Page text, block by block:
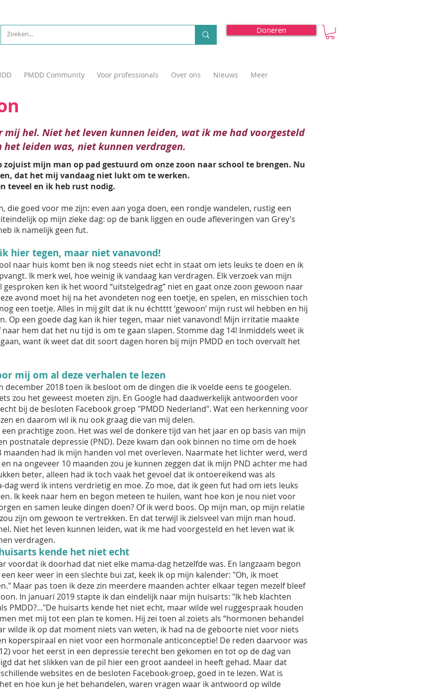
Doneren
PMDD Community Voor professionals Over ons Nieuws Meer
mij hel. Niet het leven kunnen leiden, wat ik me had voorgesteld
leiden was, niet kunnen verdragen.
zojuist mijn man op pad gestuurd om onze zoon naar school te brengen. Nu
dat het mij vandaag niet lukt om te werken.
teveel en ik heb rust nodig.
die goed voor me zijn: even aan yoga doen, een rondje wandelen, rustig een
op mijn zieke dag: op de bank liggen en oude afleveringen van Grey’s
ik namelijk geen fut.
hier tegen, maar niet vanavond!
naar huis komt ben ik nog steeds niet echt in staat om iets leuks te doen en ik
Ik merk wel, hoe weinig ik vandaag kan verdragen. Elk verzoek van mijn
ken ik het woord “uitstelgedrag” niet en gaat onze zoon gewoon naar
avond moet hij na het avondeten nog een toetje, en spelen, en misschien toch
een toetje. Alles in mij gilt dat ik nu échtttt ‘gewoon’ mijn rust wil hebben en hij
Op een goede dag kan ik hier tegen, maar niet vanavond! Mijn irritatie maakte
hem dat het nu tijd is om te gaan slapen. Stomme dag 14! Inmiddels weet ik
want ik weet dat dit soort dagen horen bij mijn PMDD en toch overvalt het
mij om al deze verhalen te lezen
december 2018 toen ik besloot om de dingen die ik voelde eens te googelen.
zou het geweest moeten zijn. En Google had daadwerkelijk antwoorden voor
bij de besloten Facebook groep "PMDD Nederland". Wat een herkenning voor
en daarom wil ik nu ook graag die van mij delen.
prachtige zoon. Het was wel de donkere tijd van het jaar en op basis van mijn
postnatale depressie (PND). Deze kwam dan ook binnen no time om de hoek
maanden had ik mijn handen vol met overleven. Naarmate het lichter werd, werd
na ongeveer 10 maanden zou je kunnen zeggen dat ik mijn PND achter me had
beter, alleen had ik toch vaak het gevoel dat ik ontoereikend was als
dag werd ik intens verdrietig en moe. Zo moe, dat ik geen fut had om iets leuks
Ik keek naar hem en begon meteen te huilen, want hoe kon je nou niet voor
en samen leuke dingen doen? Of ik werd boos. Op mijn man, op mijn relatie
zijn om gewoon te vertrekken. En dat terwijl ik zielsveel van mijn man houd.
Niet het leven kunnen leiden, wat ik me had voorgesteld en het leven wat ik
verdragen.
kende het niet echt
voordat ik doorhad dat niet elke mama-dag hetzelfde was. En langzaam begon
keer weer in een slechte bui zat, keek ik op mijn kalender: "Oh, ik moet
Maar pas toen ik deze zin meerdere maanden achter elkaar tegen mezelf bleef
In januari 2019 stapte ik dan eindelijk naar mijn huisarts: "Ik heb klachten
PMDD?..."De huisarts kende het niet echt, maar wilde wel ruggespraak houden
met mij tot een plan te komen. Hij zei toen al zoiets als “hormonen behandel
wilde ik op dat moment niets van weten, ik had na de geboorte niet voor niets
koperspiraal en niet voor een hormonale anticonceptie! De reden daarvoor was
voor het eerst in een depressie terecht ben gekomen en tot op de dag van
dat het slikken van de pil hier een groot aandeel in heeft gehad. Maar dat
websites en de besloten Facebook-groep, goed in te lezen. Wat is
en hoe kun je het behandelen, waren vragen waar ik antwoord op wilde